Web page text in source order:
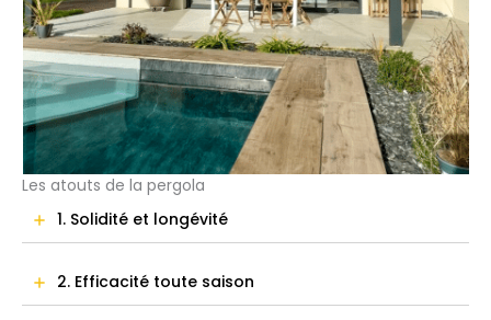
Les atouts de la pergola
1. Solidité et longévité
2. Efficacité toute saison